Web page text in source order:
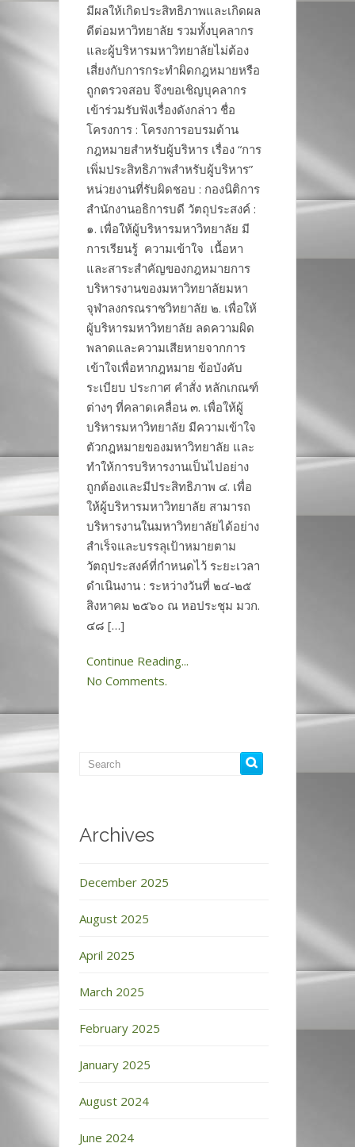
มีผลให้เกิดประสิทธิภาพและเกิดผล
ดีต่อมหาวิทยาลัย รวมทั้งบุคลากร
และผู้บริหารมหาวิทยาลัยไม่ต้อง
เสี่ยงกับการกระทำผิดกฎหมายหรือ
ถูกตรวจสอบ จึงขอเชิญบุคลากร
เข้าร่วมรับฟังเรื่องดังกล่าว ชื่อ
โครงการ : โครงการอบรมด้าน
กฎหมายสำหรับผู้บริหาร เรื่อง “การ
เพิ่มประสิทธิภาพสำหรับผู้บริหาร”
หน่วยงานที่รับผิดชอบ : กองนิติการ
สำนักงานอธิการบดี วัตถุประสงค์ :
๑. เพื่อให้ผู้บริหารมหาวิทยาลัย มี
การเรียนรู้ ความเข้าใจ เนื้อหา
และสาระสำคัญของกฎหมายการ
บริหารงานของมหาวิทยาลัยมหา
จุฬาลงกรณราชวิทยาลัย ๒. เพื่อให้
ผู้บริหารมหาวิทยาลัย ลดความผิด
พลาดและความเสียหายจากการ
เข้าใจเพื่อหากฎหมาย ข้อบังคับ
ระเบียบ ประกาศ คำสั่ง หลักเกณฑ์
ต่างๆ ที่คลาดเคลื่อน ๓. เพื่อให้ผู้
บริหารมหาวิทยาลัย มีความเข้าใจ
ตัวกฎหมายของมหาวิทยาลัย และ
ทำให้การบริหารงานเป็นไปอย่าง
ถูกต้องและมีประสิทธิภาพ ๔. เพื่อ
ให้ผู้บริหารมหาวิทยาลัย สามารถ
บริหารงานในมหาวิทยาลัยได้อย่าง
สำเร็จและบรรลุเป้าหมายตาม
วัตถุประสงค์ที่กำหนดไว้ ระยะเวลา
ดำเนินงาน : ระหว่างวันที่ ๒๔-๒๕
สิงหาคม ๒๕๖๐ ณ หอประชุม มวก.
๔๘ […]
Continue Reading...
No Comments.
Archives
December 2025
August 2025
April 2025
March 2025
February 2025
January 2025
August 2024
June 2024